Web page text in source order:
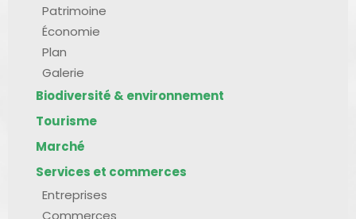
Patrimoine
Économie
Plan
Galerie
Biodiversité & environnement
Tourisme
Marché
Services et commerces
Entreprises